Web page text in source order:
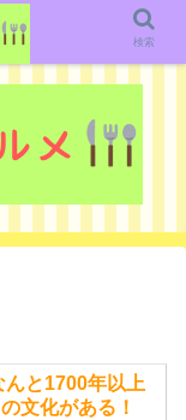
きます。（鋭意作成中で
んと1700年以上
文化がある！
検索